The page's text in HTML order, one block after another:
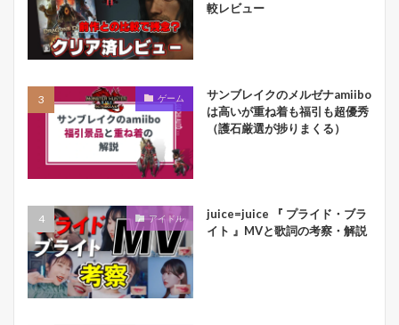
較レビュー
ゲーム
サンブレイクのメルゼナamiibo
は高いが重ね着も福引も超優秀
（護石厳選が捗りまくる）
アイドル
juice=juice 『 プライド・ブラ
イト 』MVと歌詞の考察・解説